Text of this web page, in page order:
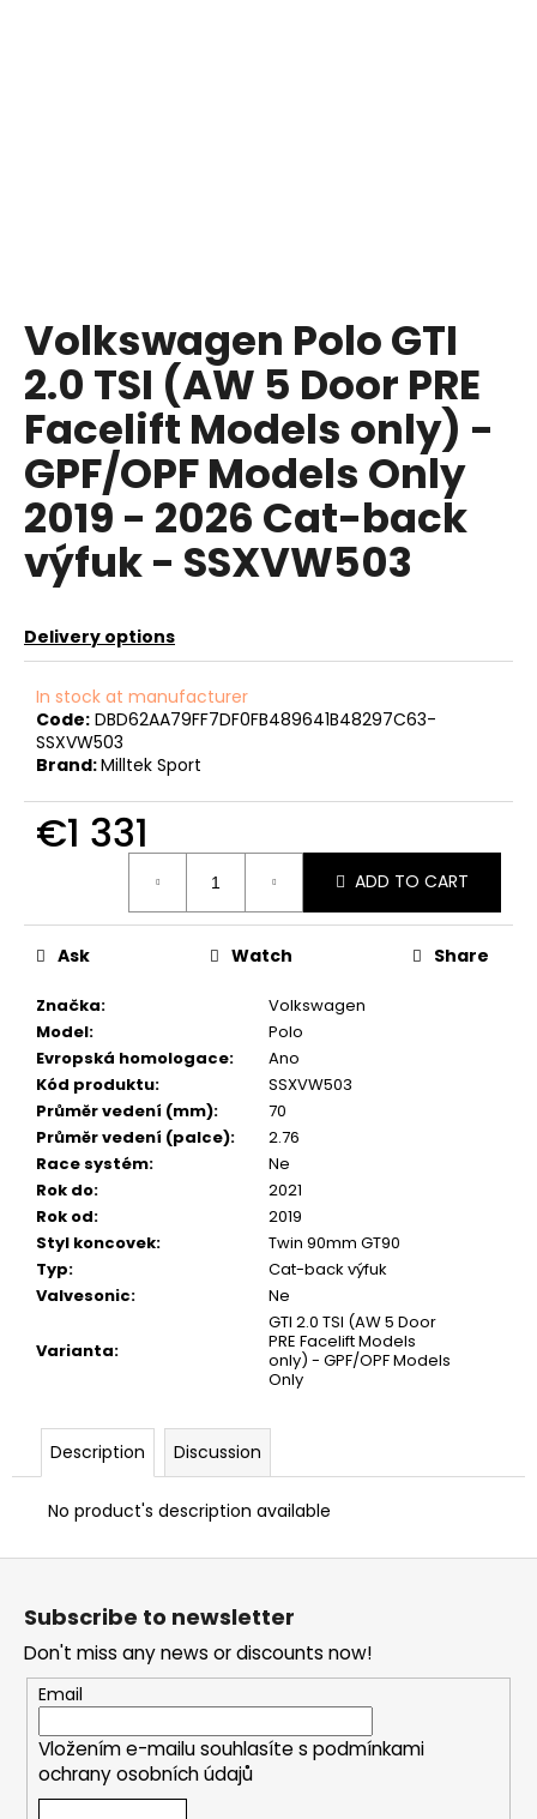
Volkswagen Polo GTI
2.0 TSI (AW 5 Door PRE
Facelift Models only) -
GPF/OPF Models Only
2019 - 2026 Cat-back
výfuk - SSXVW503
Delivery options
In stock at manufacturer
Code: DBD62AA79FF7DF0FB489641B48297C63-
SSXVW503
Brand:Milltek Sport
€1 331
ADD TO CART
Značka:
Volkswagen
Model:
Polo
Evropská homologace:
Ano
Kód produktu:
SSXVW503
Průměr vedení (mm):
70
Průměr vedení (palce):
2.76
Race systém:
Ne
Rok do:
2021
Rok od:
2019
Styl koncovek:
Twin 90mm GT90
Typ:
Cat-back výfuk
Valvesonic: Ne
Varianta:
GTI 2.0 TSI (AW 5 Door
PRE Facelift Models
only) - GPF/OPF Models
Only
Ask Watch Share
Description Discussion
No product's description available
SEARCH
W
e
r
e
c
o
m
e
n
d
NGK
SPORTOVNÍ
SVÍČKY
2.0TFSI
€74
F
Subscribe to newsletter
Don't miss any news or discounts now!
Email
Vložením e-mailu souhlasíte s podmínkami
ochrany osobních údajů